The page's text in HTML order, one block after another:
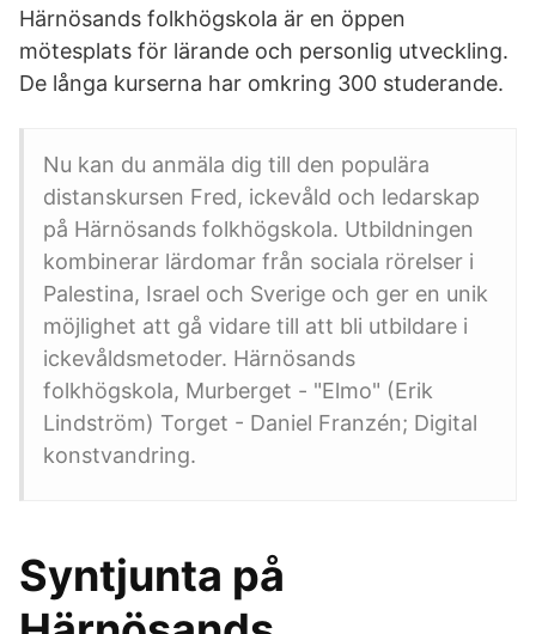
Härnösands folkhögskola är en öppen
mötesplats för lärande och personlig utveckling.
De långa kurserna har omkring 300 studerande.
Nu kan du anmäla dig till den populära
distanskursen Fred, ickevåld och ledarskap
på Härnösands folkhögskola. Utbildningen
kombinerar lärdomar från sociala rörelser i
Palestina, Israel och Sverige och ger en unik
möjlighet att gå vidare till att bli utbildare i
ickevåldsmetoder. Härnösands
folkhögskola, Murberget - "Elmo" (Erik
Lindström) Torget - Daniel Franzén; Digital
konstvandring.
Syntjunta på